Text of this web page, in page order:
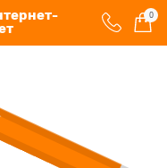
0